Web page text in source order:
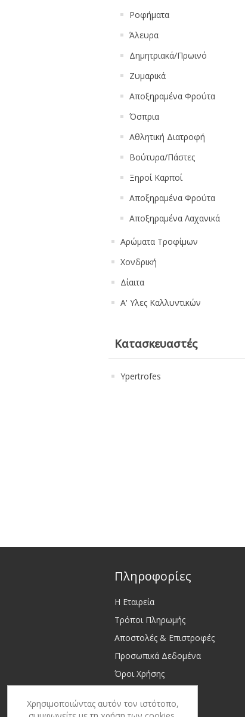
Ροφήματα
Άλευρα
Δημητριακά/Πρωινό
Ζυμαρικά
Αποξηραμένα Φρούτα
Όσπρια
Αθλητική Διατροφή
Βούτυρα/Πάστες
Ξηροί Καρποί
Αποξηραμένα Φρούτα
Αποξηραμένα Λαχανικά
Αρώματα Τροφίμων
Χονδρική
Δίαιτα
Α' Υλες Καλλυντικών
Κατασκευαστές
Ypertrofes
Πληροφορίες
Η Εταιρεία
Τρόποι Πληρωμής
Αποστολές & Επιστροφές
Προσωπικά Δεδομένα
Όροι Χρήσης
Sitemap
Χρησιμοποιώντας αυτόν τον ιστότοπο,